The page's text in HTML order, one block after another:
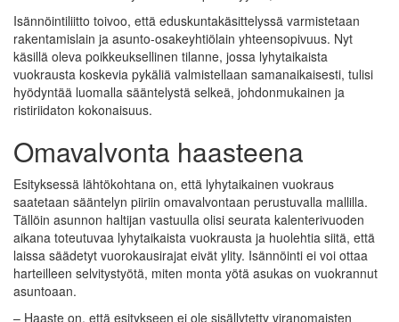
Isännöintiliitto toivoo, että eduskuntakäsittelyssä varmistetaan
rakentamislain ja asunto-osakeyhtiölain yhteensopivuus. Nyt
käsillä oleva poikkeuksellinen tilanne, jossa lyhytaikaista
vuokrausta koskevia pykäliä valmistellaan samanaikaisesti, tulisi
hyödyntää luomalla sääntelystä selkeä, johdonmukainen ja
ristiriidaton kokonaisuus.
Omavalvonta haasteena
Esityksessä lähtökohtana on, että lyhytaikainen vuokraus
saatetaan sääntelyn piiriin omavalvontaan perustuvalla mallilla.
Tällöin asunnon haltijan vastuulla olisi seurata kalenterivuoden
aikana toteutuvaa lyhytaikaista vuokrausta ja huolehtia siitä, että
laissa säädetyt vuorokausirajat eivät ylity. Isännöinti ei voi ottaa
harteilleen selvitystyötä, miten monta yötä asukas on vuokrannut
asuntoaan.
– Haaste on, että esitykseen ei ole sisällytetty viranomaisten